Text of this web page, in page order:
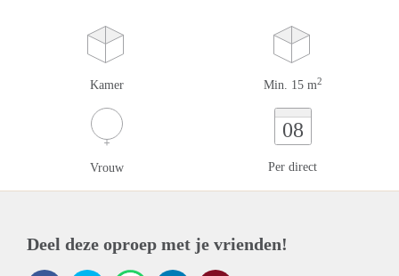
Kamer Min. 15 m2
Vrouw
08
Per direct
Deel deze oproep met je vrienden!